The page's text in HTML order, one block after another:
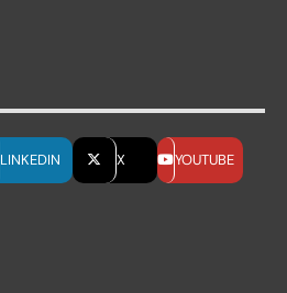
LINKEDIN X YOUTUBE